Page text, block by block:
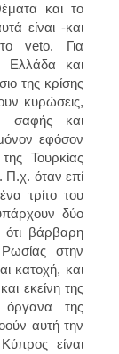
και το
είναι -και
veto. Για
Ελλάδα και
της κρίσης
κυρώσεις,
σαφής και
εφόσον
Τουρκίας
Π.χ. όταν επί
τρίτο του
δύο
βάρβαρη
στην
κατοχή, και
εκείνη της
της
αυτή την
είναι